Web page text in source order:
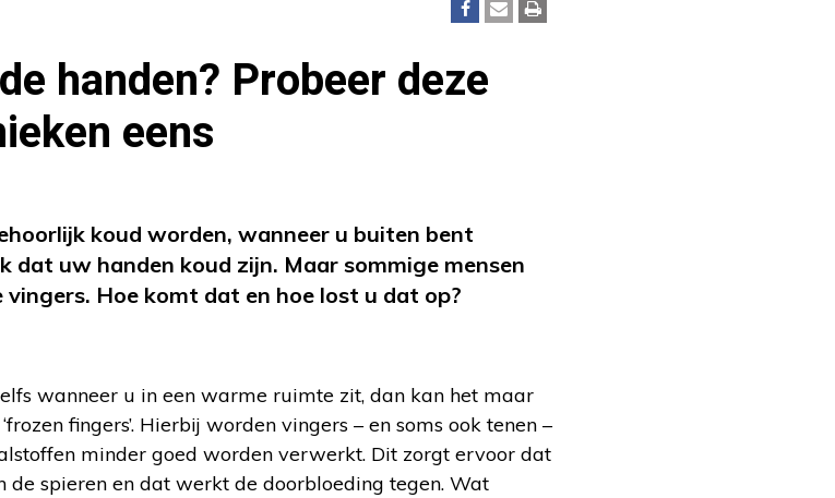
handen? Probeer deze
eens
koud worden, wanneer u buiten bent
dat uw handen koud zijn. Maar sommige mensen
Hoe komt dat en hoe lost u dat op?
wanneer u in een warme ruimte zit, dan kan het maar
fingers’. Hierbij worden vingers – en soms ook tenen –
minder goed worden verwerkt. Dit zorgt ervoor dat
de spieren en dat werkt de doorbloeding tegen. Wat